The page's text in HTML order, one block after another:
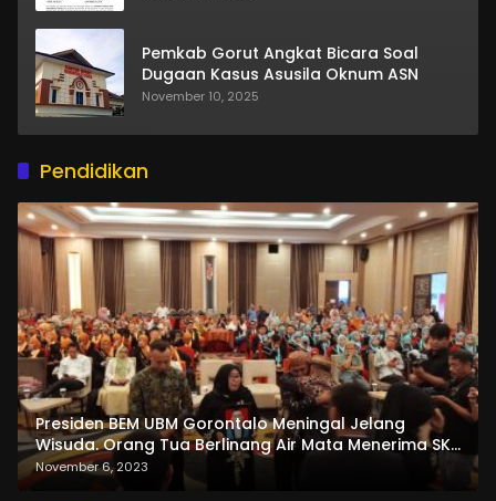
Pemkab Gorut Angkat Bicara Soal
Dugaan Kasus Asusila Oknum ASN
November 10, 2025
Pendidikan
Presiden BEM UBM Gorontalo Meningal Jelang
Wisuda. Orang Tua Berlinang Air Mata Menerima SKL
dan Pemasangan Salempang
November 6, 2023